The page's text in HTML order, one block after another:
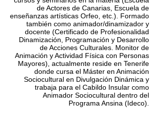
de Actores de Canarias, Escuela de
enseñanzas artísticas Orfeo, etc.). Formado
también como animador/dinamizador y
docente (Certificado de Profesionalidad
Dinamización, Programación y Desarrollo
de Acciones Culturales. Monitor de
Animación y Actividad Física con Personas
Mayores), actualmente reside en Tenerife
donde cursa el Máster en Animación
Sociocultural en Divulgación Dinámica y
trabaja para el Cabildo Insular como
Animador Sociocultural dentro del
Programa Ansina (Ideco).